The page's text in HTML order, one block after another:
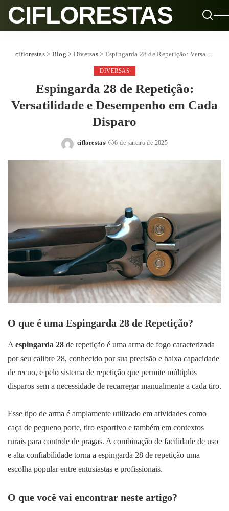
CIFLORESTAS
ciflorestas> Blog > Diversas> Espingarda 28 de Repetição: Versatilidade e Desempenho em Cada Disparo
DIVERSAS
Espingarda 28 de Repetição:
Versatilidade e Desempenho em Cada
Disparo
Posted
ciflorestas 6 de janeiro de 2025
O que é uma Espingarda 28 de Repetição?
Aespingarda 28 de repetição é uma arma de fogo caracterizada
por seu calibre 28, conhecido por sua precisão e baixa capacidade
de recuo, e pelo sistema de repetição que permite múltiplos
disparos sem a necessidade de recarregar manualmente a cada tiro.
Esse tipo de arma é amplamente utilizado em atividades como
caça de pequeno porte, tiro esportivo e também em contextos
rurais para controle de pragas. A combinação de facilidade de uso
e alta confiabilidade torna a espingarda 28 de repetição uma
escolha popular entre entusiastas e profissionais.
O que você vai encontrar neste artigo?